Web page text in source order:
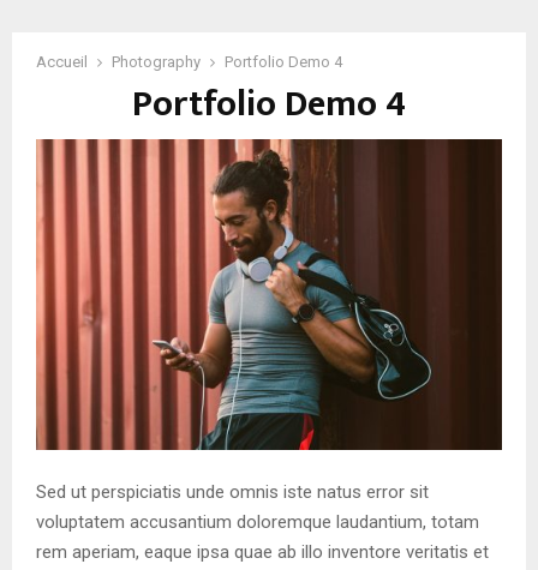
Accueil Photography Portfolio Demo 4
Portfolio Demo 4
Sed ut perspiciatis unde omnis iste natus error sit
voluptatem accusantium doloremque laudantium, totam
rem aperiam, eaque ipsa quae ab illo inventore veritatis et